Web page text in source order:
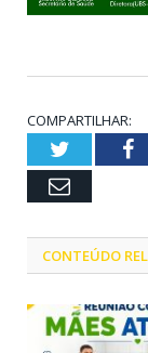
COMPARTILHAR:
Twitter
Email
CONTEÚDO